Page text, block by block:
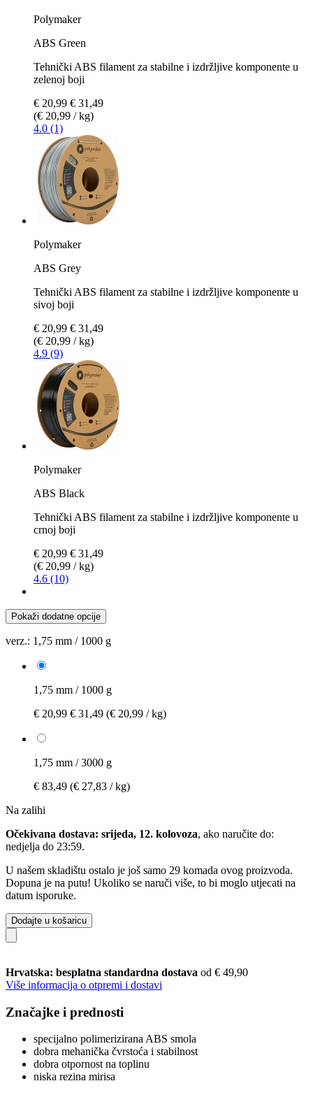
Polymaker
ABS Green
Tehnički ABS filament za stabilne i izdržljive komponente u
zelenoj boji
€ 20,99 € 31,49
(€ 20,99 / kg)
4.0 (1)
Polymaker
ABS Grey
Tehnički ABS filament za stabilne i izdržljive komponente u
sivoj boji
€ 20,99 € 31,49
(€ 20,99 / kg)
4.9 (9)
Polymaker
ABS Black
Tehnički ABS filament za stabilne i izdržljive komponente u
crnoj boji
€ 20,99 € 31,49
(€ 20,99 / kg)
4.6 (10)
Pokaži dodatne opcije
verz.: 1,75 mm / 1000 g
1,75 mm / 1000 g
€ 20,99 € 31,49 (€ 20,99 / kg)
1,75 mm / 3000 g
€ 83,49 (€ 27,83 / kg)
Na zalihi
Očekivana dostava: srijeda, 12. kolovoza, ako naručite do:
nedjelja do 23:59.
U našem skladištu ostalo je još samo 29 komada ovog proizvoda.
Dopuna je na putu! Ukoliko se naruči više, to bi moglo utjecati na
datum isporuke.
Dodajte u košaricu
Hrvatska: besplatna standardna dostava od € 49,90
Više informacija o otpremi i dostavi
Značajke i prednosti
specijalno polimerizirana ABS smola
dobra mehanička čvrstoća i stabilnost
dobra otpornost na toplinu
niska rezina mirisa